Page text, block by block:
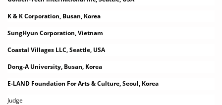
K & K Corporation, Busan, Korea
SungHyun Corporation, Vietnam
Coastal Villages LLC, Seattle, USA
Dong-A University, Busan, Korea
E-LAND Foundation For Arts & Culture, Seoul, Korea
Judge